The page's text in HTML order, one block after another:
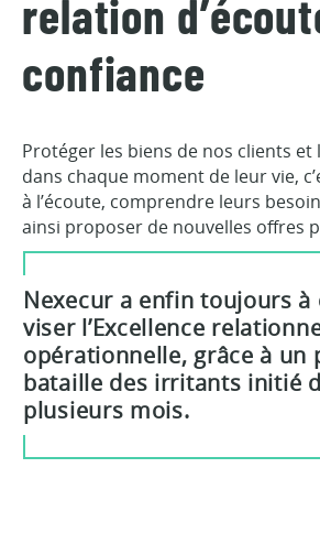
relation
confiance
Protéger les biens de nos clients et
dans chaque moment de leur vie,
à l’écoute, comprendre leurs
ainsi proposer de nouvelles offres
Nexecur a enfin toujours
viser l’Excellence
opérationnelle, grâce à un
bataille des irritants initié
plusieurs mois.